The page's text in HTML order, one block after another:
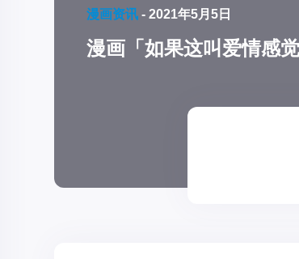
漫画资讯 - 2021年5月5日
漫画「如果这叫爱情感